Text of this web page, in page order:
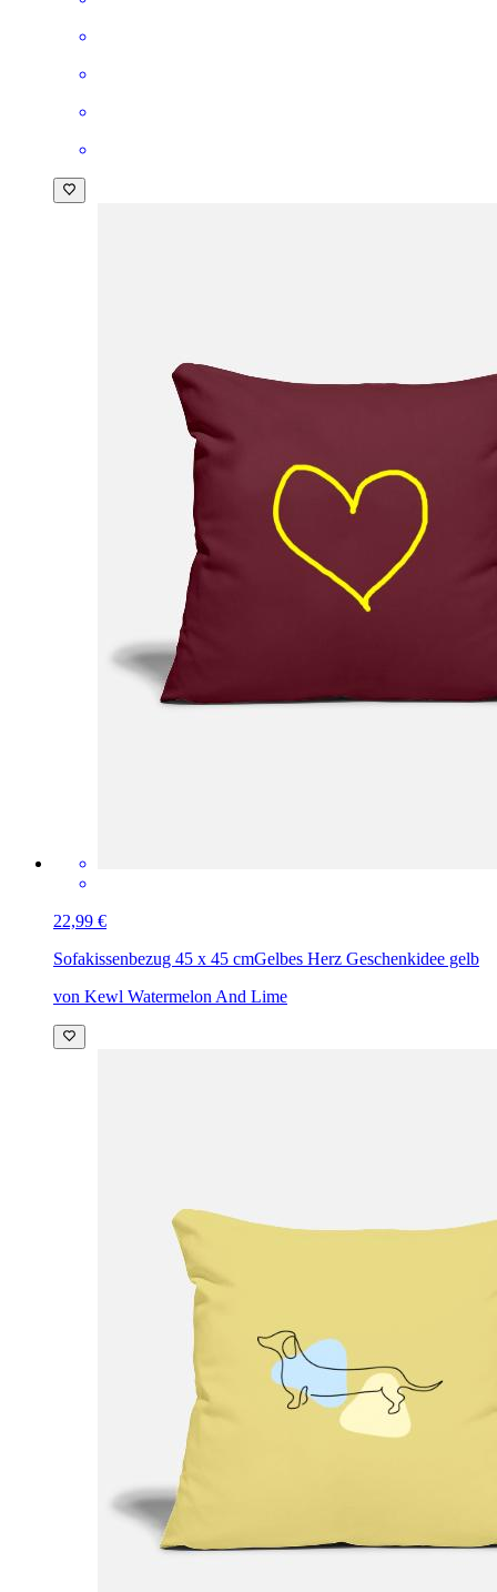
22,99 €
Sofakissenbezug 45 x 45 cmGelbes Herz Geschenkidee gelb
von Kewl Watermelon And Lime